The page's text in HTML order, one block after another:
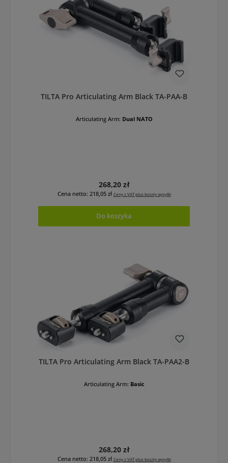
TILTA Pro Articulating Arm Black TA-PAA-B
Articulating Arm: Dual NATO
Cena regularna:
268,20 zł
Cena netto: 218,05 zł Ceny z VAT plus koszty wysyłki
Do koszyka
TILTA Pro Articulating Arm Black TA-PAA2-B
Articulating Arm: Basic
Cena regularna:
268,20 zł
Cena netto: 218,05 zł Ceny z VAT plus koszty wysyłki